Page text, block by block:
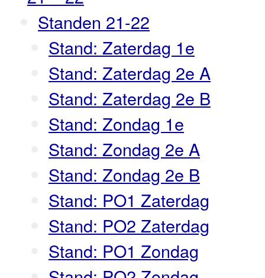
Standen 21-22
Stand: Zaterdag 1e
Stand: Zaterdag 2e A
Stand: Zaterdag 2e B
Stand: Zondag 1e
Stand: Zondag 2e A
Stand: Zondag 2e B
Stand: PO1 Zaterdag
Stand: PO2 Zaterdag
Stand: PO1 Zondag